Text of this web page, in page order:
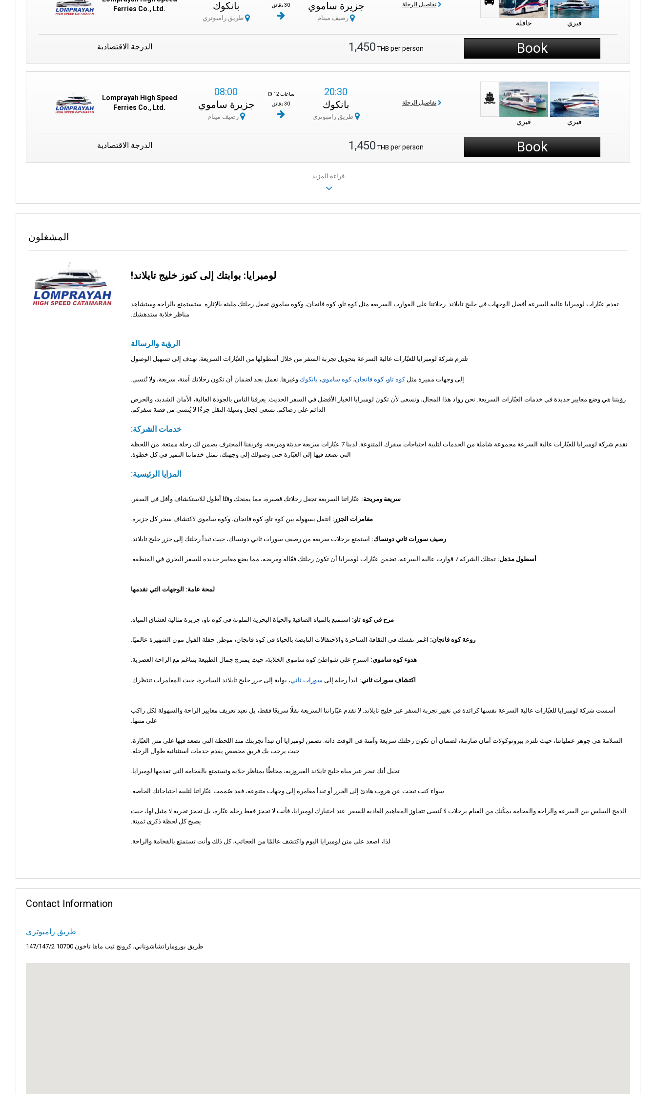
Ferries Co., Ltd.
بانكوك
طريق رامبوتري
30 دقائق
جزيرة ساموي
رصيف مينام
تفاصيل الرحلة
حافلة فيري
الدرجة الاقتصادية 1,450 THB per person Book
Lomprayah High Speed
Ferries Co., Ltd.
08:00
جزيرة ساموي
رصيف مينام
12 ساعات
30 دقائق
20:30
بانكوك
طريق رامبوتري
تفاصيل الرحلة
فيري فيري
الدرجة الاقتصادية 1,450 THB per person Book
قراءة المزيد
المشغلون
لومبرايا: بوابتك إلى كنوز خليج تايلاند!
تقدم عبّارات لومبرايا عالية السرعة أفضل الوجهات في خليج تايلاند. رحلاتنا على القوارب السريعة مثل كوه تاو، كوه فانجان، وكوه ساموي تجعل رحلتك مليئة بالإثارة. ستستمتع بالراحة وستشاهد
مناظر خلابة ستدهشك.
الرؤية والرسالة
تلتزم شركة لومبرايا للعبّارات عالية السرعة بتحويل تجربة السفر من خلال أسطولها من العبّارات السريعة. نهدف إلى تسهيل الوصول
إلى وجهات مميزة مثلكوه تاو، كوه فانجان،كوه ساموي، بانكوك وغيرها. نعمل بجد لضمان أن تكون رحلاتك آمنة، سريعة، ولا تُنسى.
رؤيتنا هي وضع معايير جديدة في خدمات العبّارات السريعة. نحن رواد هذا المجال، ونسعى لأن تكون لومبرايا الخيار الأفضل في السفر الحديث. يعرفنا الناس بالجودة العالية، الأمان الشديد، والحرص
الدائم على رضاكم. نسعى لجعل وسيلة النقل جزءًا لا يُنسى من قصة سفركم.
خدمات الشركة:
تقدم شركة لومبرايا للعبّارات عالية السرعة مجموعة شاملة من الخدمات لتلبية احتياجات سفرك المتنوعة. لدينا 7 عبّارات سريعة حديثة ومريحة، وفريقنا المحترف يضمن لك رحلة ممتعة. من اللحظة
التي تصعد فيها إلى العبّارة حتى وصولك إلى وجهتك، تمثل خدماتنا التميز في كل خطوة.
المزايا الرئيسية:
سريعة ومريحة: عبّاراتنا السريعة تجعل رحلاتك قصيرة، مما يمنحك وقتًا أطول للاستكشاف وأقل في السفر.
مغامرات الجزر: انتقل بسهولة بين كوه تاو، كوه فانجان، وكوه ساموي لاكتشاف سحر كل جزيرة.
رصيف سورات ثاني دونساك: استمتع برحلات سريعة من رصيف سورات ثاني دونساك، حيث تبدأ رحلتك إلى جزر خليج تايلاند.
أسطول مذهل: تمتلك الشركة 7 قوارب عالية السرعة، تضمن عبّارات لومبرايا أن تكون رحلتك فعّالة ومريحة، مما يضع معايير جديدة للسفر البحري في المنطقة.
لمحة عامة: الوجهات التي نقدمها
مرح في كوه تاو: استمتع بالمياه الصافية والحياة البحرية الملونة في كوه تاو، جزيرة مثالية لعشاق المياه.
روعة كوه فانجان: اغمر نفسك في الثقافة الساحرة والاحتفالات النابضة بالحياة في كوه فانجان، موطن حفلة الفول مون الشهيرة عالميًا.
هدوء كوه ساموي: استرخِ على شواطئ كوه ساموي الخلابة، حيث يمتزج جمال الطبيعة بتناغم مع الراحة العصرية.
اكتشاف سورات ثاني: ابدأ رحلة إلى سورات ثاني، بوابة إلى جزر خليج تايلاند الساحرة، حيث المغامرات تنتظرك.
أسست شركة لومبرايا للعبّارات عالية السرعة نفسها كرائدة في تغيير تجربة السفر عبر خليج تايلاند. لا تقدم عبّاراتنا السريعة نقلًا سريعًا فقط، بل تعيد تعريف معايير الراحة والسهولة لكل راكب
على متنها.
السلامة هي جوهر عملياتنا، حيث نلتزم ببروتوكولات أمان صارمة، لضمان أن تكون رحلتك سريعة وآمنة في الوقت ذاته. تضمن لومبرايا أن تبدأ تجربتك منذ اللحظة التي تصعد فيها على متن العبّارة،
حيث يرحب بك فريق مخصص يقدم خدمات استثنائية طوال الرحلة.
تخيل أنك تبحر عبر مياه خليج تايلاند الفيروزية، محاطًا بمناظر خلابة وتستمتع بالفخامة التي تقدمها لومبرايا.
سواء كنت تبحث عن هروب هادئ إلى الجزر أو تبدأ مغامرة إلى وجهات متنوعة، فقد صُممت عبّاراتنا لتلبية احتياجاتك الخاصة.
الدمج السلس بين السرعة والراحة والفخامة يمكّنك من القيام برحلات لا تُنسى تتجاوز المفاهيم العادية للسفر. عند اختيارك لومبرايا، فأنت لا تحجز فقط رحلة عبّارة، بل تحجز تجربة لا مثيل لها، حيث
يصبح كل لحظة ذكرى ثمينة.
لذا، اصعد على متن لومبرايا اليوم واكتشف عالمًا من العجائب، كل ذلك وأنت تستمتع بالفخامة والراحة.
Contact Information
طريق رامبوتري
147/147/2 طريق بوروماراتشاشوناني، كرونج ثيب ماها ناخون 10700